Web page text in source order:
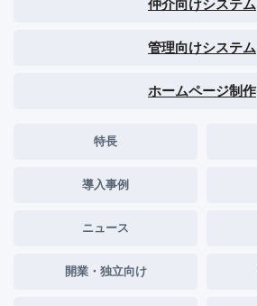
仲介向けシステム
管理向けシステム
ホームページ制作
特長
導入事例
ニュース
開業・独立向け